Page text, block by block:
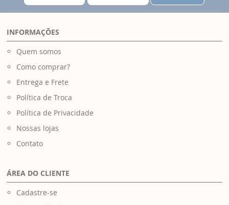
INFORMAÇÕES
Quem somos
Como comprar?
Entrega e Frete
Política de Troca
Política de Privacidade
Nossas lojas
Contato
ÁREA DO CLIENTE
Cadastre-se